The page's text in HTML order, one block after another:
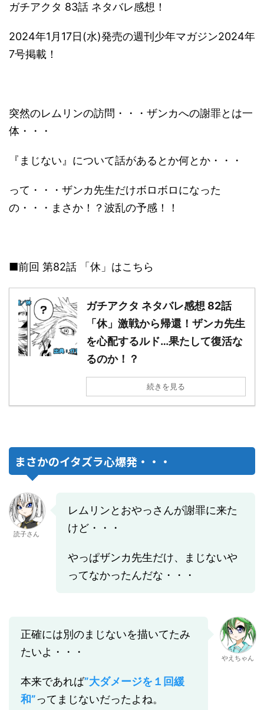
ガチアクタ 83話 ネタバレ感想！
2024年1月17日(水)発売の週刊少年マガジン2024年
7号掲載！
突然のレムリンの訪問・・・ザンカへの謝罪とは一
体・・・
『まじない』について話があるとか何とか・・・
って・・・ザンカ先生だけボロボロになった
の・・・まさか！？波乱の予感！！
■前回 第82話 「休」はこちら
ガチアクタ ネタバレ感想 82話
「休」激戦から帰還！ザンカ先生
を心配するルド…果たして復活な
るのか！？
続きを見る
まさかのイタズラ心爆発・・・
読子さん
レムリンとおやっさんが謝罪に来た
けど・・・
やっぱザンカ先生だけ、まじないや
ってなかったんだな・・・
正確には別のまじないを描いてたみ
たいよ・・・
本来であれば”大ダメージを１回緩
和”ってまじないだったよね。
やえちゃん